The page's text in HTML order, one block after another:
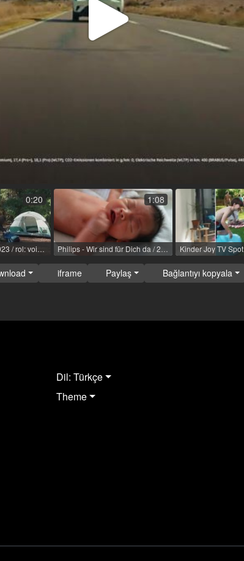
Oynat
Twix - Camping / 2023 / rol: voice actress (female bear)
0:20
Philips - Wir sind für Dich da / 2020 / rol: Sprecherin Voice Over
1:08
iframe Paylaş Bağlantıyı kopyala
Dil: Türkçe
Theme